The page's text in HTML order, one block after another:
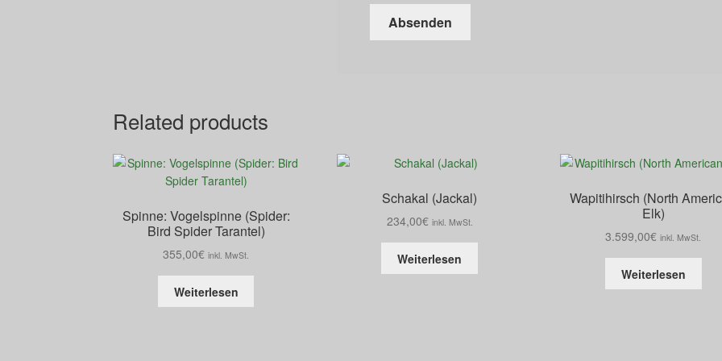
Related products
Spinne: Vogelspinne (Spider:
Bird Spider Tarantel)
355,00€ inkl. MwSt.
Weiterlesen
Schakal (Jackal)
234,00€ inkl. MwSt.
Weiterlesen
Wapitihirsch (North
Elk)
3.599,00€ inkl. MwSt.
Weiterlesen